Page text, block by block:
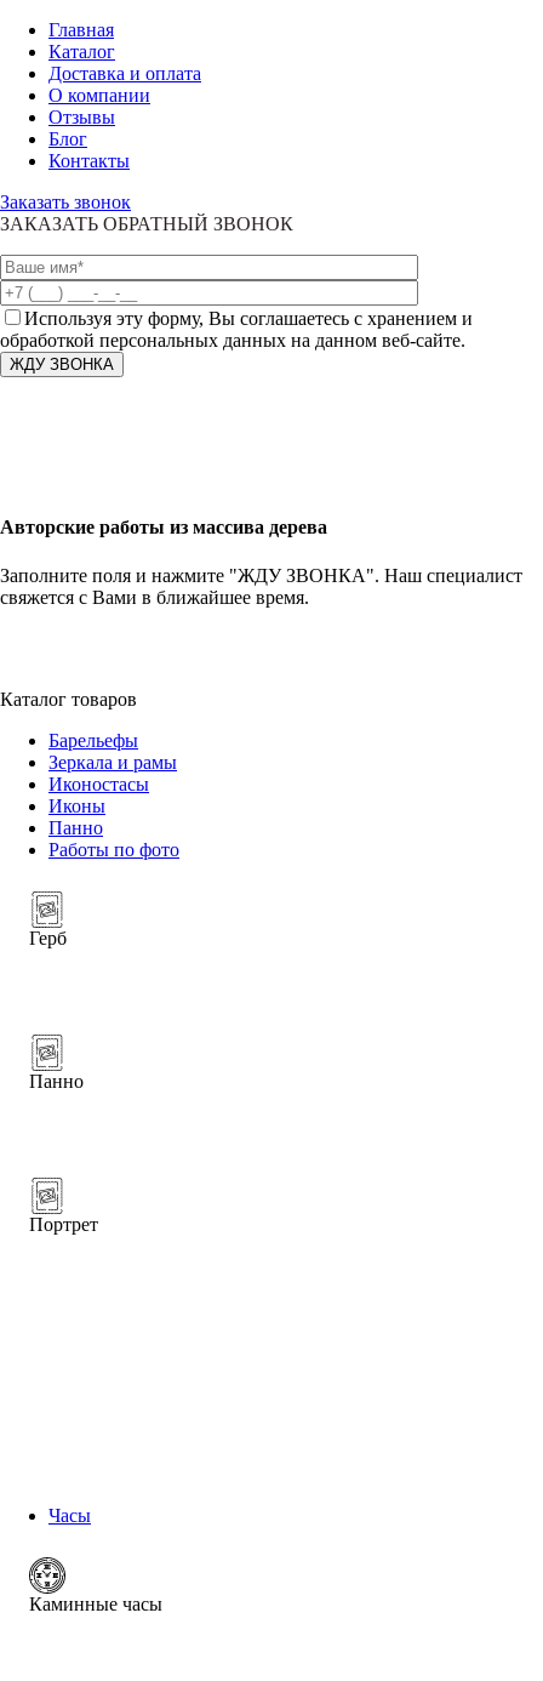
Главная
Каталог
Доставка и оплата
О компании
Отзывы
Блог
Контакты
Заказать звонок
ЗАКАЗАТЬ ОБРАТНЫЙ ЗВОНОК
Используя эту форму, Вы соглашаетесь с хранением и
обработкой персональных данных на данном веб-сайте.
Авторские работы из массива дерева
Заполните поля и нажмите "ЖДУ ЗВОНКА". Наш специалист
свяжется с Вами в ближайшее время.
Каталог товаров
Барельефы
Зеркала и рамы
Иконостасы
Иконы
Панно
Работы по фото
Герб
Панно
Портрет
Часы
Каминные часы